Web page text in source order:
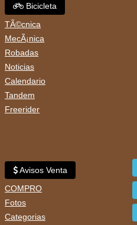
Bicicleta
TÃ©cnica
MecÃ¡nica
Robadas
Noticias
Calendario
Tandem
Freerider
Avisos Venta
COMPRO
Fotos
Categorias